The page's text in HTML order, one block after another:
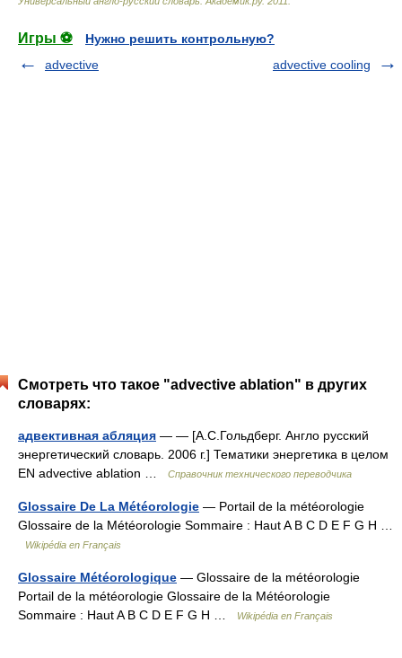
Игры ⚽
Нужно решить контрольную?
advective
advective cooling
Смотреть что такое "advective ablation" в других
словарях:
адвективная абляция — — [А.С.Гольдберг. Англо русский
энергетический словарь. 2006 г.] Тематики энергетика в целом
EN advective ablation …
Справочник технического переводчика
Glossaire De La Météorologie — Portail de la météorologie
Glossaire de la Météorologie Sommaire : Haut A B C D E F G H …
Wikipédia en Français
Glossaire Météorologique — Glossaire de la météorologie
Portail de la météorologie Glossaire de la Météorologie
Sommaire : Haut A B C D E F G H …
Wikipédia en Français